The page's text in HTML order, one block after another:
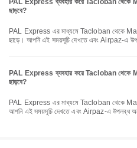
PAL Express ব্যবহার করে Tacloban থেকে
ছাড়বে?
PAL Express এর মাধ্যমে Tacloban থেকে Manila যাওয়ার সবচেয়ে প্রথম ফ্লাইটটি ০৬:২৫ সময়ে
ছাড়ে। আপনি এই সময়সূচি দেখতে এবং Airpaz-এ
PAL Express ব্যবহার করে Tacloban থেকে
ছাড়বে?
PAL Express এর মাধ্যমে Tacloban থেকে Manila যাওয়ার সর্বশেষ ফ্লাইটটি ১৮:৫৫ সময়ে ছাড়ে।
আপনি এই সময়সূচি দেখতে এবং Airpaz-এ উপলব্ধ